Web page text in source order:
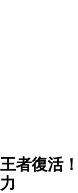
王者復活
力